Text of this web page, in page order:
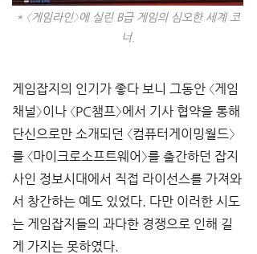
* 〈게임라인〉에 실린 B급 게임의 심오한 세계 코
너.
게임잡지의 인기가 좋다 보니 그동안 〈게임
채널〉이나 〈PC챔프〉에서 기사 협약을 통해
단신으로만 소개되던 〈컴퓨터게이밍월드〉
를 〈마이크로소프트웨어〉를 출간하던 잡지
사인 정보시대에서 직접 라이선스를 가져와
서 창간하는 예도 있었다. 다만 이러한 시도
는 게임잡지들의 과다한 경쟁으로 인해 길
게 가지는 못하였다.